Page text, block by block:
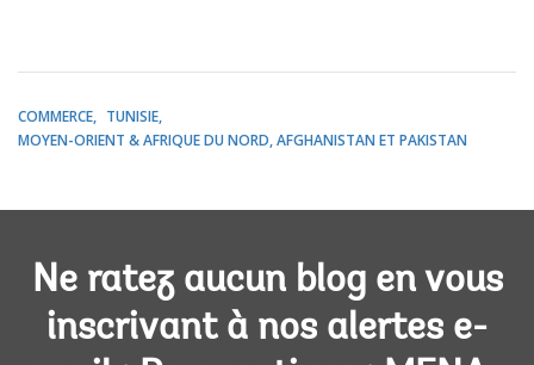
COMMERCE
TUNISIE
MOYEN-ORIENT & AFRIQUE DU NORD, AFGHANISTAN ET PAKISTAN
Ne ratez aucun blog en vous
inscrivant à nos alertes e-